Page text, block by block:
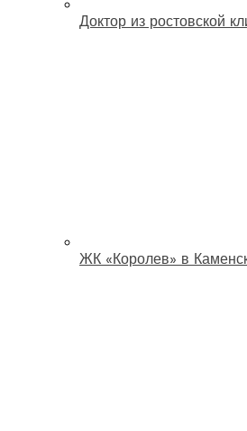
Доктор из ростовской
ЖК «Королев» в